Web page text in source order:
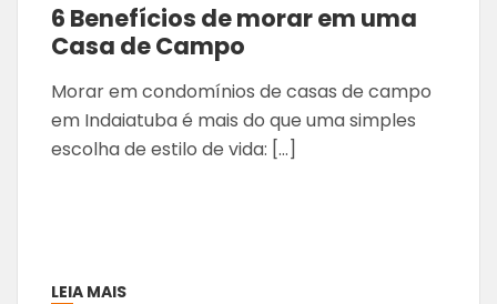
6 Benefícios de morar em uma
Casa de Campo
Morar em condomínios de casas de campo
em Indaiatuba é mais do que uma simples
escolha de estilo de vida: […]
LEIA MAIS